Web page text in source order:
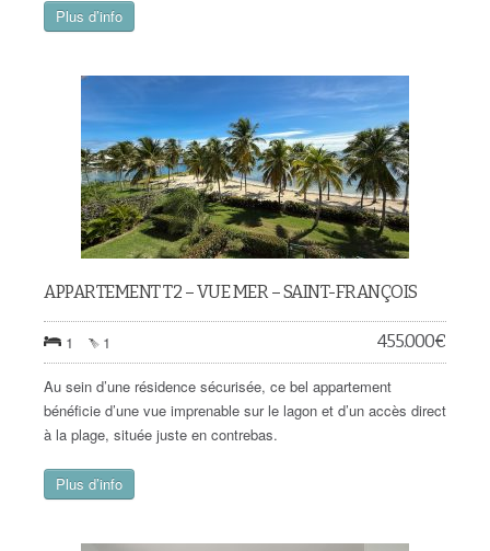
Plus d’info
APPARTEMENT T2 – VUE MER – SAINT-FRANÇOIS
1 1 455.000€
Au sein d’une résidence sécurisée, ce bel appartement
bénéficie d’une vue imprenable sur le lagon et d’un accès direct
à la plage, située juste en contrebas.
Plus d’info